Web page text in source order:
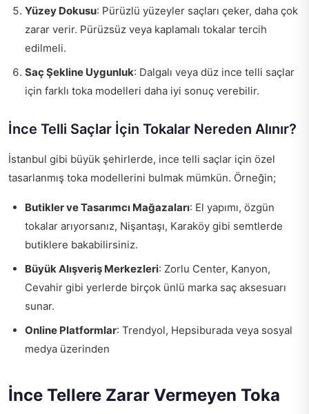
Yüzey Dokusu: Pürüzlü yüzeyler saçları çeker, daha çok
zarar verir. Pürüzsüz veya kaplamalı tokalar tercih
edilmeli.
Saç Şekline Uygunluk: Dalgalı veya düz ince telli saçlar
için farklı toka modelleri daha iyi sonuç verebilir.
İnce Telli Saçlar İçin Tokalar Nereden Alınır?
İstanbul gibi büyük şehirlerde, ince telli saçlar için özel
tasarlanmış toka modellerini bulmak mümkün. Örneğin;
Butikler ve Tasarımcı Mağazaları: El yapımı, özgün
tokalar arıyorsanız, Nişantaşı, Karaköy gibi semtlerde
butiklere bakabilirsiniz.
Büyük Alışveriş Merkezleri: Zorlu Center, Kanyon,
Cevahir gibi yerlerde birçok ünlü marka saç aksesuarı
sunar.
Online Platformlar: Trendyol, Hepsiburada veya sosyal
medya üzerinden
İnce Tellere Zarar Vermeyen Toka